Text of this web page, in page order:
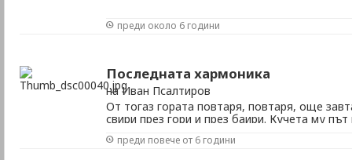
преди около 6 години
Последната хармоника
на Иван Псалтиров
От тогаз гората повтаря, повтаря, още
свири през гори и през баири. Кучета му
преди повече от 6 години